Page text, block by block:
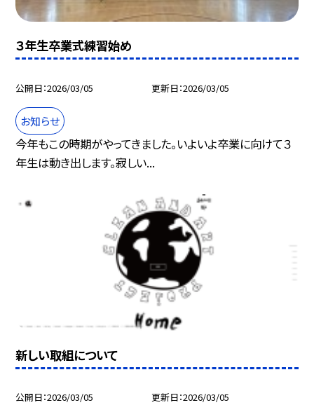
３年生卒業式練習始め
公開日 2026/03/05 更新日 2026/03/05
お知らせ
今年もこの時期がやってきました。いよいよ卒業に向けて３
年生は動き出します。寂しい...
新しい取組について
公開日 2026/03/05 更新日 2026/03/05